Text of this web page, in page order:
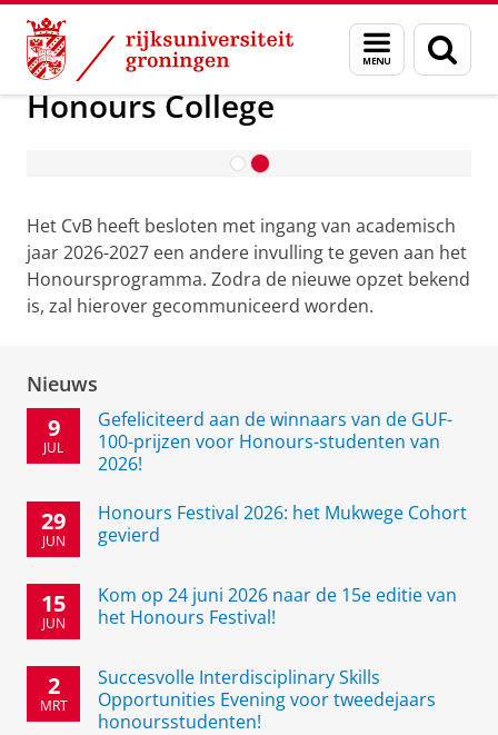
Skip
Content
Skip
Navigation
Menu
en
zoeken
Onderwijs Honours College
Honours College
Contact en Praktische Informatie
Het CvB heeft besloten met ingang van academisch
jaar 2026-2027 een andere invulling te geven aan het
Honoursprogramma. Zodra de nieuwe opzet bekend
is, zal hierover gecommuniceerd worden.
Nieuws
9
JUL
Gefeliciteerd aan de winnaars van de GUF-
100-prijzen voor Honours-studenten van
2026!
29
JUN
Honours Festival 2026: het Mukwege Cohort
gevierd
15
JUN
Kom op 24 juni 2026 naar de 15e editie van
het Honours Festival!
2
MRT
Succesvolle Interdisciplinary Skills
Opportunities Evening voor tweedejaars
honoursstudenten!